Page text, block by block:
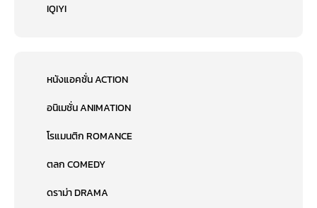
IQIYI
หนังแอคชั่น ACTION
อนิเมชั่น ANIMATION
โรแมนติก ROMANCE
ตลก COMEDY
ดราม่า DRAMA